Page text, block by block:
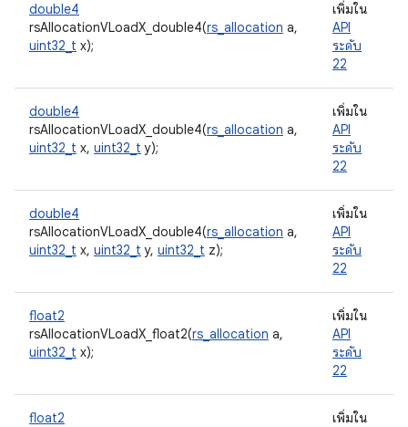
double4
rsAllocationVLoadX_double4(rs_allocation a,
uint32_t x);
เพิ่มใน
API
ระดับ
22
double4
rsAllocationVLoadX_double4(rs_allocation a,
uint32_t x, uint32_t y);
เพิ่มใน
API
ระดับ
22
double4
rsAllocationVLoadX_double4(rs_allocation a,
uint32_t x, uint32_t y, uint32_t z);
เพิ่มใน
API
ระดับ
22
float2
rsAllocationVLoadX_float2(rs_allocation a,
uint32_t x);
เพิ่มใน
API
ระดับ
22
float2
เพิ่มใน